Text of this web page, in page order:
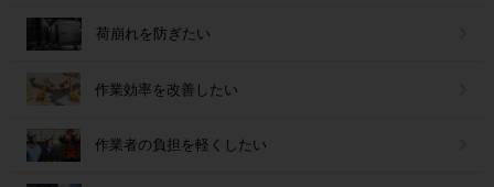
荷崩れを防ぎたい
作業効率を改善したい
作業者の負担を軽くしたい